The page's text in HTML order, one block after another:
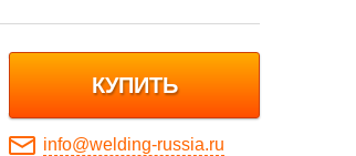
КУПИТЬ
info@welding-russia.ru